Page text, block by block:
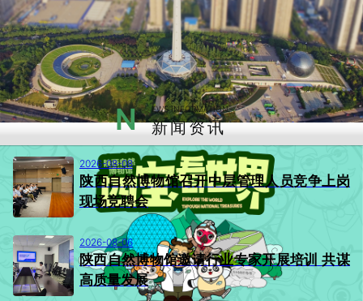
N EWS INFORMATION
新闻资讯
2026-08-08
陕西自然博物馆召开中层管理人员竞争上岗
现场竞聘会
2026-08-06
陕西自然博物馆邀请行业专家开展培训 共谋
高质量发展